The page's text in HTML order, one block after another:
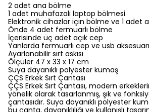
2 adet ana bölme
1 adet muhafazalı laptop bölmesi
Elektronik cihazlar için bölme ve 1 adet
Önde 4 adet fermuarlı bölme
İçerisinde üç adet açık cep
Yanlarda fermuarlı cep ve usb aksesuarı
Ayarlanabilir sırt askısı
Ölçüler 47 x 33 x 17 cm
Suya dayanıklı polyester kumaş
ÇÇS Erkek Sırt Çantası
ÇÇS Erkek Sırt Çantası, modern
yönelik olarak tasarlanmış, şık ve
çantasıdır. Suya dayanıklı polyester